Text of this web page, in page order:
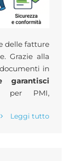
delle fatture
Grazie alla
in
garantisci
per PMI,
Leggi tutto